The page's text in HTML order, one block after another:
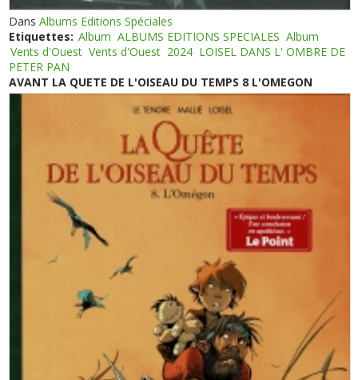
DansAlbums Editions Spéciales
Etiquettes: Album ALBUMS EDITIONS SPECIALES Album
Vents d'Ouest Vents d'Ouest 2024 LOISEL DANS L' OMBRE DE
PETER PAN
AVANT LA QUETE DE L'OISEAU DU TEMPS 8 L'OMEGON